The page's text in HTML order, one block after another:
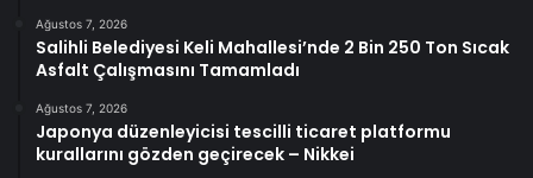
Ağustos 7, 2026
Salihli Belediyesi Keli Mahallesi’nde 2 Bin 250 Ton Sıcak
Asfalt Çalışmasını Tamamladı
Ağustos 7, 2026
Japonya düzenleyicisi tescilli ticaret platformu
kurallarını gözden geçirecek – Nikkei